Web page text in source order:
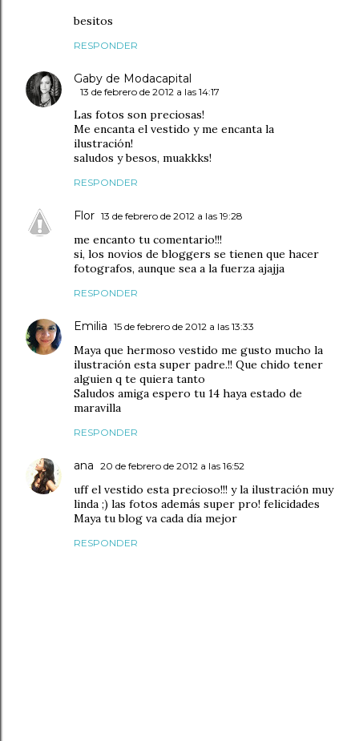
besitos
RESPONDER
Gaby de Modacapital
13 de febrero de 2012 a las 14:17
Las fotos son preciosas!
Me encanta el vestido y me encanta la
ilustración!
saludos y besos, muakkks!
RESPONDER
Flor 13 de febrero de 2012 a las 19:28
me encanto tu comentario!!!
si, los novios de bloggers se tienen que hacer
fotografos, aunque sea a la fuerza ajajja
RESPONDER
Emilia 15 de febrero de 2012 a las 13:33
Maya que hermoso vestido me gusto mucho la
ilustración esta super padre.!! Que chido tener
alguien q te quiera tanto
Saludos amiga espero tu 14 haya estado de
maravilla
RESPONDER
ana 20 de febrero de 2012 a las 16:52
uff el vestido esta precioso!!! y la ilustración muy
linda ;) las fotos además super pro! felicidades
Maya tu blog va cada día mejor
RESPONDER